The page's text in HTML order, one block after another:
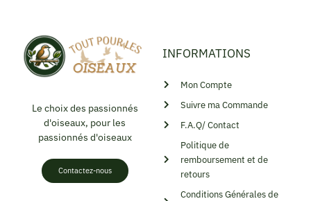
Le choix des passionnés
d'oiseaux, pour les
passionnés d'oiseaux
Contactez-nous
INFORMATIONS
Mon Compte
Suivre ma Commande
F.A.Q/ Contact
Politique de
remboursement et de
retours
Conditions Générales de